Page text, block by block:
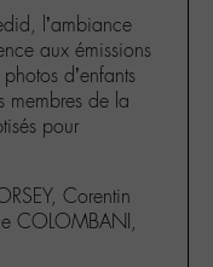
l’ambiance
aux émissions
d’enfants
membres de la
pour
Corentin
COLOMBANI,